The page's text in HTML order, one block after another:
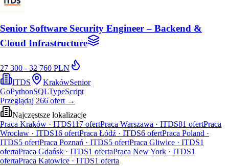
Senior Software Security Engineer – Backend &
Cloud Infrastructure
27 300 - 32 760 PLN
ITDS
KrakówSenior
GoPythonSQLTypeScript
Przeglądaj 266 ofert →
Najczęstsze lokalizacje
Praca Kraków · ITDS117 ofertPraca Warszawa · ITDS81 ofertPraca
Wrocław · ITDS16 ofertPraca Łódź · ITDS6 ofertPraca Poland ·
ITDS5 ofertPraca Poznań · ITDS5 ofertPraca Gliwice · ITDS1
ofertaPraca Gdańsk · ITDS1 ofertaPraca New York · ITDS1
ofertaPraca Katowice · ITDS1 oferta